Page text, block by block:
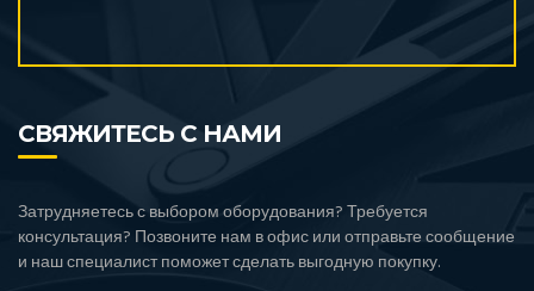
СВЯЖИТЕСЬ С НАМИ
Затрудняетесь с выбором оборудования? Требуется
консультация? Позвоните нам в офис или отправьте сообщение
и наш специалист поможет сделать выгодную покупку.